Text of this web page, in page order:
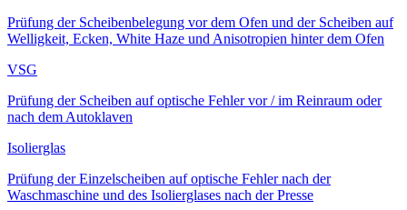
Prüfung der Scheibenbelegung vor dem Ofen und der Scheiben auf
Welligkeit, Ecken, White Haze und Anisotropien hinter dem Ofen
VSG
Prüfung der Scheiben auf optische Fehler vor / im Reinraum oder
nach dem Autoklaven
Isolierglas
Prüfung der Einzelscheiben auf optische Fehler nach der
Waschmaschine und des Isolierglases nach der Presse